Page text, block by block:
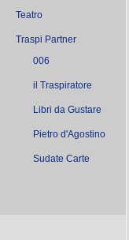
Teatro
Traspi Partner
006
il Traspiratore
Libri da Gustare
Pietro d'Agostino
Sudate Carte